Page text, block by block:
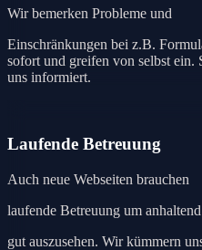
Wir bemerken Probleme und
Einschränkungen bei z.B.
sofort und greifen von selbst
uns informiert.
Laufende Betreuung
Auch neue Webseiten brauchen
laufende Betreuung um anhaltend
gut auszusehen. Wir kümmern